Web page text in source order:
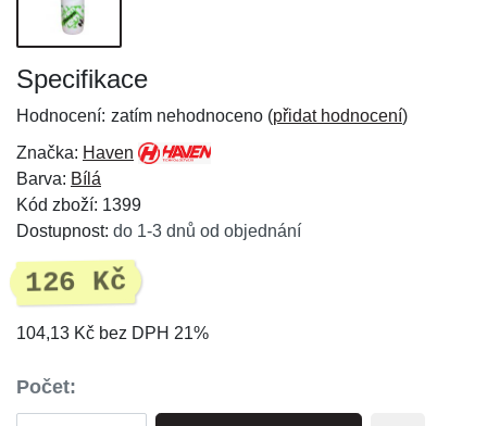
Specifikace
Hodnocení: zatím nehodnoceno (přidat hodnocení)
Značka: Haven
Barva: Bílá
Kód zboží: 1399
Dostupnost: do 1-3 dnů od objednání
126 Kč
104,13 Kč bez DPH 21%
Počet: